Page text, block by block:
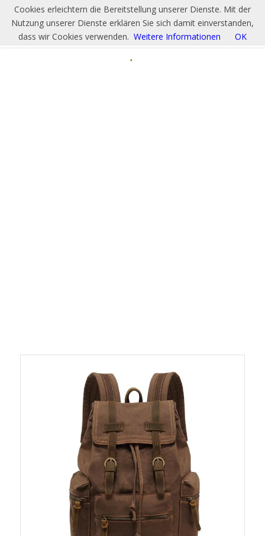
Cookies erleichtern die Bereitstellung unserer Dienste. Mit der
Nutzung unserer Dienste erklären Sie sich damit einverstanden,
dass wir Cookies verwenden. Weitere Informationen OK